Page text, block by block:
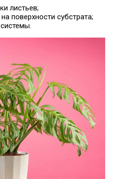
листьев;
поверхности субстрата;